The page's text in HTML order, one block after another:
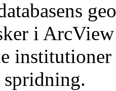
i